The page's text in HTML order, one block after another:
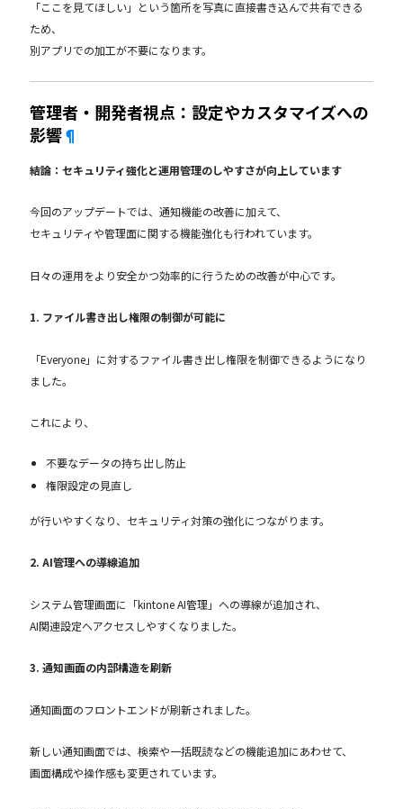
「ここを見てほしい」という箇所を写真に直接書き込んで共有できる
ため、
別アプリでの加工が不要になります。
管理者・開発者視点：設定やカスタマイズへの
影響¶
結論：セキュリティ強化と運用管理のしやすさが向上しています
今回のアップデートでは、通知機能の改善に加えて、
セキュリティや管理面に関する機能強化も行われています。
日々の運用をより安全かつ効率的に行うための改善が中心です。
1. ファイル書き出し権限の制御が可能に
「Everyone」に対するファイル書き出し権限を制御できるようになり
ました。
これにより、
不要なデータの持ち出し防止
権限設定の見直し
が行いやすくなり、セキュリティ対策の強化につながります。
2. AI管理への導線追加
システム管理画面に「kintone AI管理」への導線が追加され、
AI関連設定へアクセスしやすくなりました。
3. 通知画面の内部構造を刷新
通知画面のフロントエンドが刷新されました。
新しい通知画面では、検索や一括既読などの機能追加にあわせて、
画面構成や操作感も変更されています。